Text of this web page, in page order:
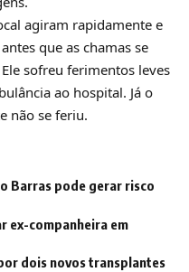
agiram rapidamente e
que as chamas se
sofreu ferimentos leves
ao hospital. Já o
não se feriu.
Barras pode gerar risco
ex-companheira em
dois novos transplantes